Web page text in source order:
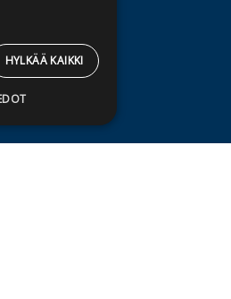
HYLKÄÄ KAIKKI